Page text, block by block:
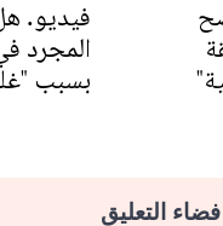
فيديو.
المجرد
بسبب
التعليق